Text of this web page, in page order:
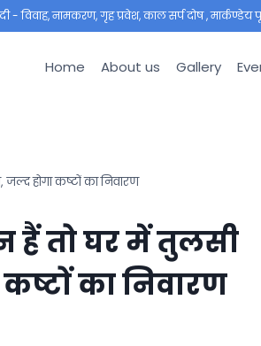
- विवाह, नामकरण, गृह प्रवेश, काल सर्प दोष , मार्कण्डेय
Home About us Gallery
होगा कष्टों का निवारण
हैं तो घर में तुलसी
का निवारण